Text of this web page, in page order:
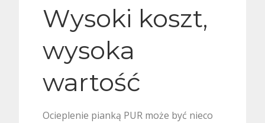
Wysoki koszt,
wysoka
wartość
Ocieplenie pianką PUR może być nieco